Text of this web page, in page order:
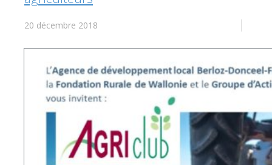
20 décembre 2018